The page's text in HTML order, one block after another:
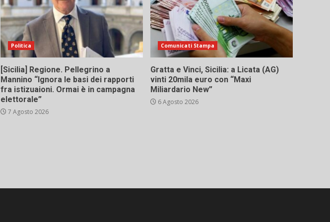
Politica
[Sicilia] Regione. Pellegrino a
Mannino “Ignora le basi dei rapporti
fra istizuaioni. Ormai è in campagna
elettorale”
7 Agosto 2026
Comunicati Stampa
Gratta e Vinci, Sicilia: a Licata (AG)
vinti 20mila euro con “Maxi
Miliardario New”
6 Agosto 2026